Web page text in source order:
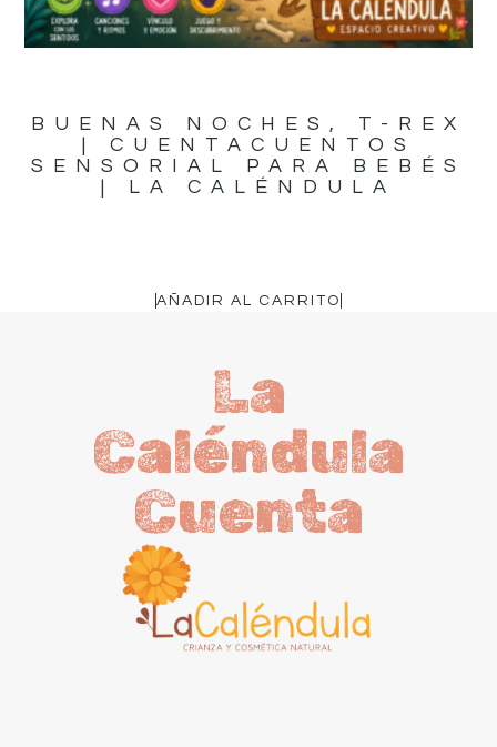
BUENAS NOCHES, T-REX
| CUENTACUENTOS
SENSORIAL PARA BEBÉS
| LA CALÉNDULA
AÑADIR AL CARRITO
La
Caléndula
Cuenta